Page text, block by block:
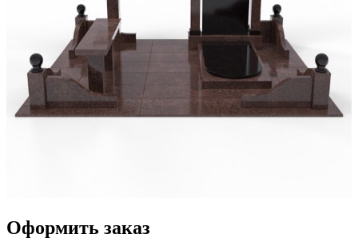
Оформить заказ